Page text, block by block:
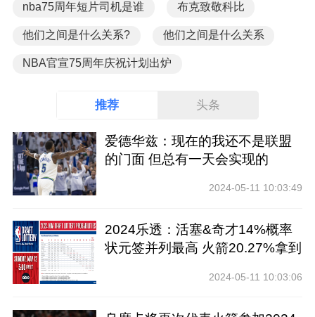
nba75周年短片司机是谁 布克致敬科比
他们之间是什么关系? 他们之间是什么关系
NBA官宣75周年庆祝计划出炉
推荐 头条
爱德华兹：现在的我还不是联盟
的门面 但总有一天会实现的
2024-05-11 10:03:49
2024乐透：活塞&奇才14%概率
状元签并列最高 火箭20.27%拿到
2024-05-11 10:03:06